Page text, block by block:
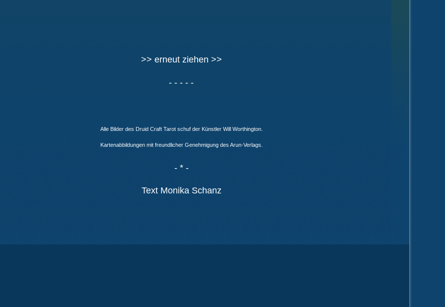
>> erneut ziehen >>
- - - - -
Alle Bilder des Druid Craft Tarot schuf der Künstler Will Worthington.
Kartenabbildungen mit freundlicher Genehmigung des Arun-Verlags
- * -
Text Monika Schanz